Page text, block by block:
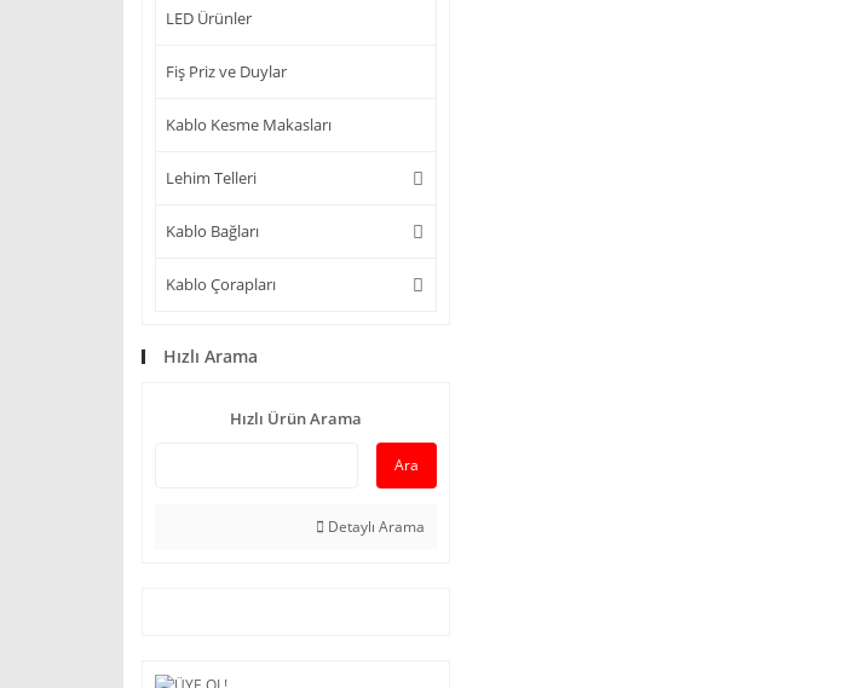
LED Ürünler
Fiş Priz ve Duylar
Kablo Kesme Makasları
Lehim Telleri
Kablo Bağları
Kablo Çorapları
Hızlı Arama
Hızlı Ürün Arama
Ara
Detaylı Arama